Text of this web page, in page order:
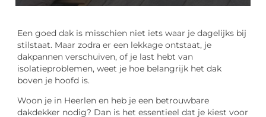
Een goed dak is misschien niet iets waar je dagelijks bij
stilstaat. Maar zodra er een lekkage ontstaat, je
dakpannen verschuiven, of je last hebt van
isolatieproblemen, weet je hoe belangrijk het dak
boven je hoofd is.
Woon je in Heerlen en heb je een betrouwbare
dakdekker nodig? Dan is het essentieel dat je kiest voor